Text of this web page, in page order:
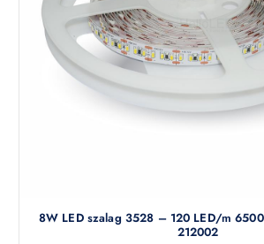
8W LED szalag 3528 – 120 LED/m
212002